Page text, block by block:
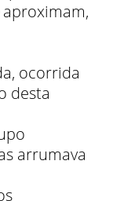
ocorrida
desta
arrumava